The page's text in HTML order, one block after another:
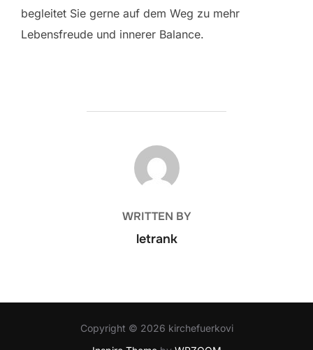
begleitet Sie gerne auf dem Weg zu mehr
Lebensfreude und innerer Balance.
POST AUTHOR
WRITTEN BY
letrank
Copyright © 2026 kirchefuerkovi